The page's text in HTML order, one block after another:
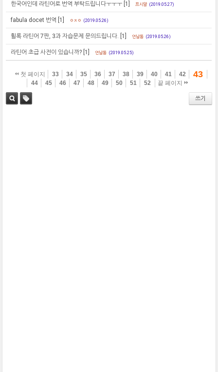
한국어인데 라틴어로 번역 부탁드립니다ㅜㅜㅜ [1] 프시알 (2019.05.27)
fabula docet 번역 [1] ㅇㅈㅇ (2019.05.26)
휠록 라틴어 7판, 3과 자습문제 문의드립니다. [1] 연남동 (2019.05.26)
라틴어 초급 사전이 있습니까? [1] 연남동 (2019.05.25)
첫 페이지 33 34 35 36 37 38 39 40 41 42 43
44 45 46 47 48 49 50 51 52 끝 페이지
쓰기